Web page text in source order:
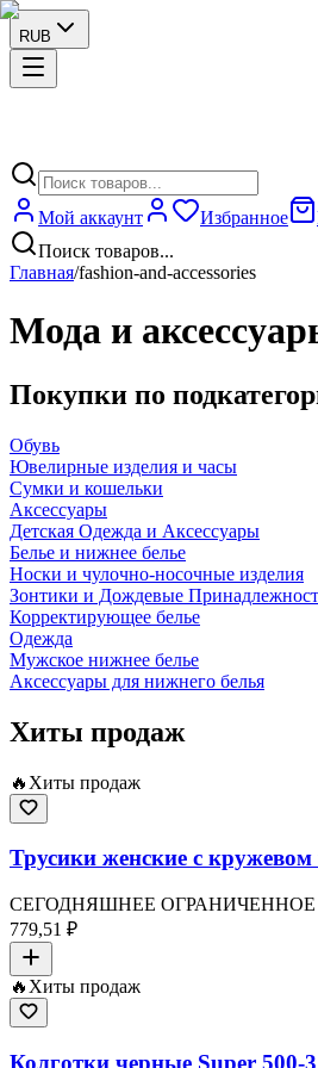
RUB
Мой аккаунт Избранное
Поиск товаров...
Главная/fashion-and-accessories
Мода и
Покупки по
Обувь
Ювелирные изделия и часы
Сумки и кошельки
Аксессуары
Детская Одежда и Аксессуары
Белье и нижнее белье
Носки и чулочно-носочные изделия
Зонтики и Дождевые
Корректирующее белье
Одежда
Мужское нижнее белье
Аксессуары для нижнего белья
Хиты продаж
🔥 Хиты продаж
Трусики женские с
СЕГОДНЯШНЕЕ
779,51 ₽
🔥 Хиты продаж
Колготки черные Super 500-